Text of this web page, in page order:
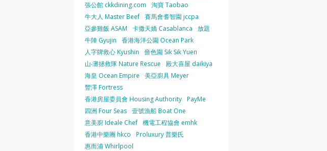
張公館 ckkdining.com
淘寶 Taobao
牛大人 Master Beef 賽馬會耆智園 jccpa
亞參雞飯 ASAM
卡撒天嬌 Casablanca
放題
牛陣 Gyujin
香港海洋公園 Ocean Park
人字牌救心 Kyushin
嗇色園 Sik Sik Yuen
山‧灘拯救隊 Nature Rescue
殿大喜屋 daikiya
海皇 Ocean Empire
美亞廚具 Meyer
豐澤 Fortress
香港房屋委員會 Housing Authority PayMe
四洲 Four Seas 壹號漁船 Boat One
意美廚 Ideale Chef 機電工程協會 emhk
香港中樂團 hkco
Proluxury 普樂氏
惠而浦 Whirlpool